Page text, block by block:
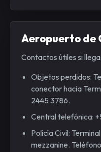
Aeropuerto de
Contactos útiles si
Objetos perdidos:
conector hacia
2445 3786.
Central telefónica:
Policía Civil:
mezzanine.